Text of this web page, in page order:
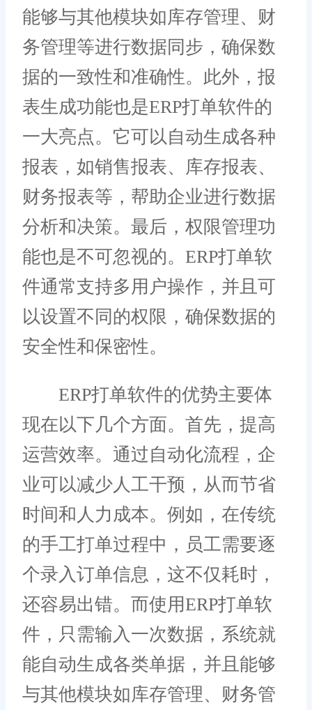
能够与其他模块如库存管理、财
务管理等进行数据同步，确保数
据的一致性和准确性。此外，报
表生成功能也是ERP打单软件的
一大亮点。它可以自动生成各种
报表，如销售报表、库存报表、
财务报表等，帮助企业进行数据
分析和决策。最后，权限管理功
能也是不可忽视的。ERP打单软
件通常支持多用户操作，并且可
以设置不同的权限，确保数据的
安全性和保密性。
ERP打单软件的优势主要体
现在以下几个方面。首先，提高
运营效率。通过自动化流程，企
业可以减少人工干预，从而节省
时间和人力成本。例如，在传统
的手工打单过程中，员工需要逐
个录入订单信息，这不仅耗时，
还容易出错。而使用ERP打单软
件，只需输入一次数据，系统就
能自动生成各类单据，并且能够
与其他模块如库存管理、财务管